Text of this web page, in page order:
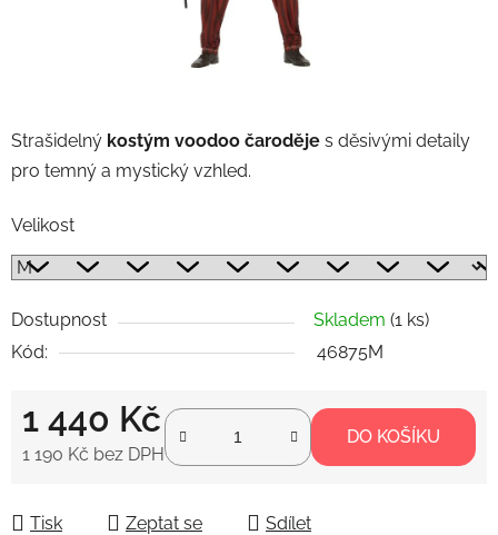
Strašidelný kostým voodoo čaroděje s děsivými detaily
pro temný a mystický vzhled.
Velikost
Dostupnost Skladem (1 ks)
Kód:
46875M
1 440 Kč
1 190 Kč bez DPH
DO KOŠÍKU
Tisk Zeptat se Sdílet